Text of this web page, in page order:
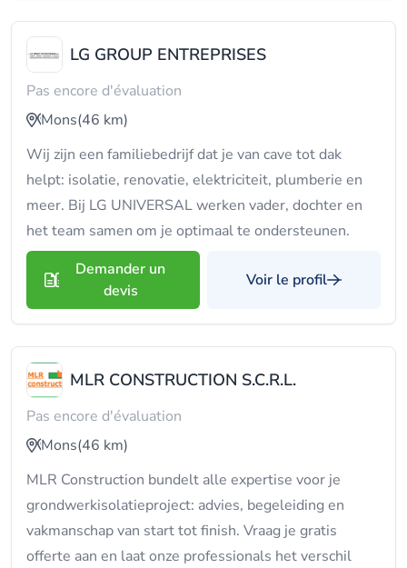
LG GROUP ENTREPRISES
Pas encore d'évaluation
Mons(46 km)
Wij zijn een familiebedrijf dat je van cave tot dak
helpt: isolatie, renovatie, elektriciteit, plumberie en
meer. Bij LG UNIVERSAL werken vader, dochter en
het team samen om je optimaal te ondersteunen.
Demander un
devis
Voir le profil
MLR CONSTRUCTION S.C.R.L.
Pas encore d'évaluation
Mons(46 km)
MLR Construction bundelt alle expertise voor je
grondwerkisolatieproject: advies, begeleiding en
vakmanschap van start tot finish. Vraag je gratis
offerte aan en laat onze professionals het verschil